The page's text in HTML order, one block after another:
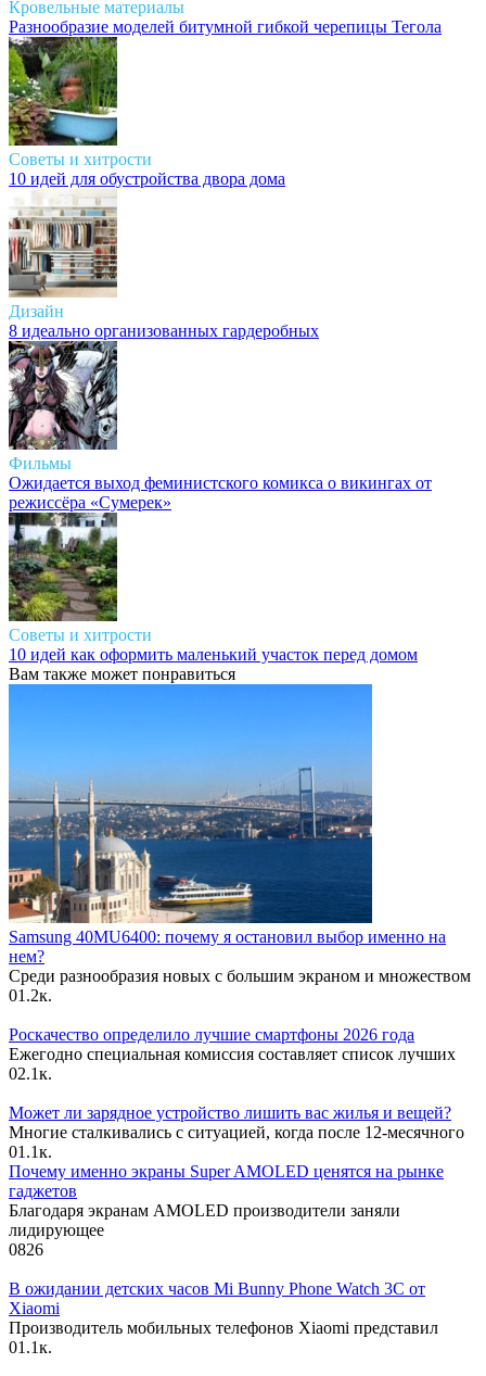
Кровельные материалы
Разнообразие моделей битумной гибкой черепицы Тегола
Советы и хитрости
10 идей для обустройства двора дома
Дизайн
8 идеально организованных гардеробных
Фильмы
Ожидается выход феминистского комикса о викингах от
режиссёра «Сумерек»
Советы и хитрости
10 идей как оформить маленький участок перед домом
Вам также может понравиться
Samsung 40MU6400: почему я остановил выбор именно на
нем?
Среди разнообразия новых с большим экраном и множеством
01.2к.
Роскачество определило лучшие смартфоны 2026 года
Ежегодно специальная комиссия составляет список лучших
02.1к.
Может ли зарядное устройство лишить вас жилья и вещей?
Многие сталкивались с ситуацией, когда после 12-месячного
01.1к.
Почему именно экраны Super AMOLED ценятся на рынке
гаджетов
Благодаря экранам AMOLED производители заняли
лидирующее
0826
В ожидании детских часов Mi Bunny Phone Watch 3C от
Xiaomi
Производитель мобильных телефонов Xiaomi представил
01.1к.